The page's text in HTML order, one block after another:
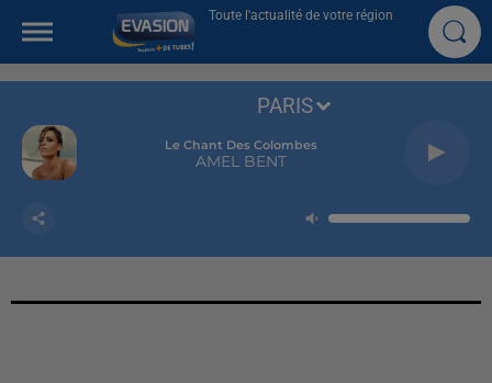
Toute l'actualité de votre région
Le Chant Des Colombes
AMEL BENT
PARIS